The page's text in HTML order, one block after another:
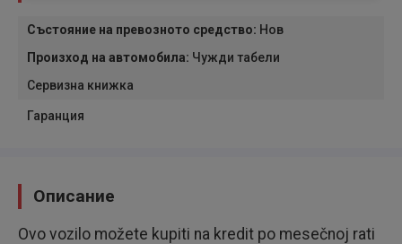
Състояние на превозното средство: Нов
Произход на автомобила: Чужди табели
Сервизна книжка
Гаранция
Описание
Ovo vozilo možete kupiti na kredit po mesečnoj rati